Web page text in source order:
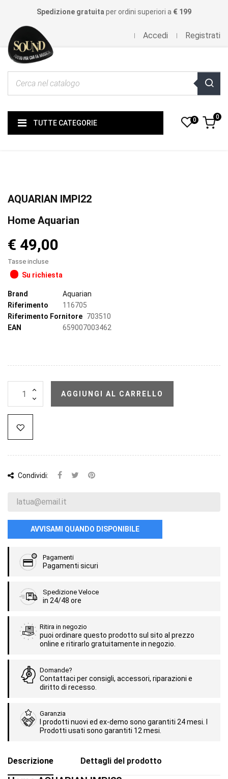
Spedizione gratuita per ordini superiori a € 199
Accedi Registrati
TUTTE CATEGORIE 0 0
AQUARIAN IMPI22
Home Aquarian
€ 49,00
Tasse incluse
Su richiesta
Brand
Aquarian
Riferimento
116705
Riferimento Fornitore 703510
EAN
659007003462
AGGIUNGI AL CARRELLO
Condividi:
AVVISAMI QUANDO DISPONIBILE
Pagamenti
Pagamenti sicuri
Spedizione Veloce
in 24/48 ore
Ritira in negozio
puoi ordinare questo prodotto sul sito al prezzo
online e ritirarlo gratuitamente in negozio.
Domande?
Contattaci per consigli, accessori, riparazioni e
diritto di recesso.
Garanzia
I prodotti nuovi ed ex-demo sono garantiti 24 mesi. I
Prodotti usati sono garantiti 12 mesi.
Descrizione Dettagli del prodotto